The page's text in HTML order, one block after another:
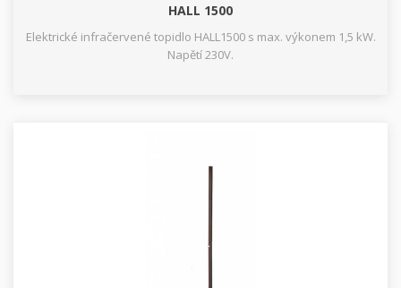
HALL 1500
Elektrické infračervené topidlo HALL1500 s max. výkonem 1,5 kW.
Napětí 230V.